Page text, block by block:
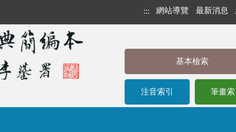
::: 網站導覽 最新消息
基本檢索
注音索引 筆畫索